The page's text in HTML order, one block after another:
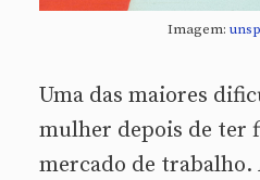
Imagem:
Uma das maiores
mulher depois de ter
mercado de trabalho.